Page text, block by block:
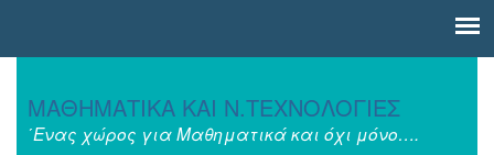
Skip to content
ΜΑΘΗΜΑΤΙΚΑ ΚΑΙ Ν.ΤΕΧΝΟΛΟΓΙΕΣ
΄Ενας χώρος για Μαθηματικά και όχι μόνο….